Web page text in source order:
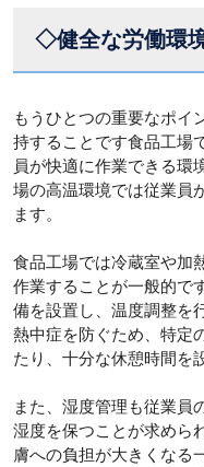
◇健全な労働環
もうひとつの重要なポイ
持することです食品工場
員が快適に作業できる環
場の高温環境では従業員
ます。
食品工場では冷蔵室や加
作業することが一般的で
備を設置し、温度調整を
熱中症を防ぐため、特定
たり、十分な休憩時間を
また、湿度管理も従業員
湿度を保つことが求めら
膚への負担が大きくなる